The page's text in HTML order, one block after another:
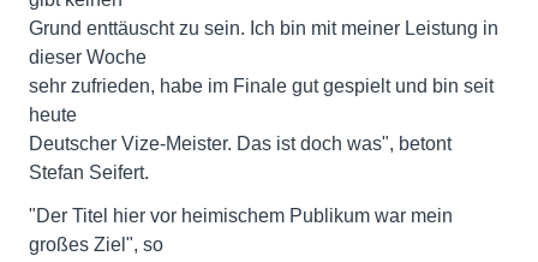
Grund enttäuscht zu sein. Ich bin mit meiner Leistung in
dieser Woche
sehr zufrieden, habe im Finale gut gespielt und bin seit
heute
Deutscher Vize-Meister. Das ist doch was", betont
Stefan Seifert.
"Der Titel hier vor heimischem Publikum war mein
großes Ziel", so